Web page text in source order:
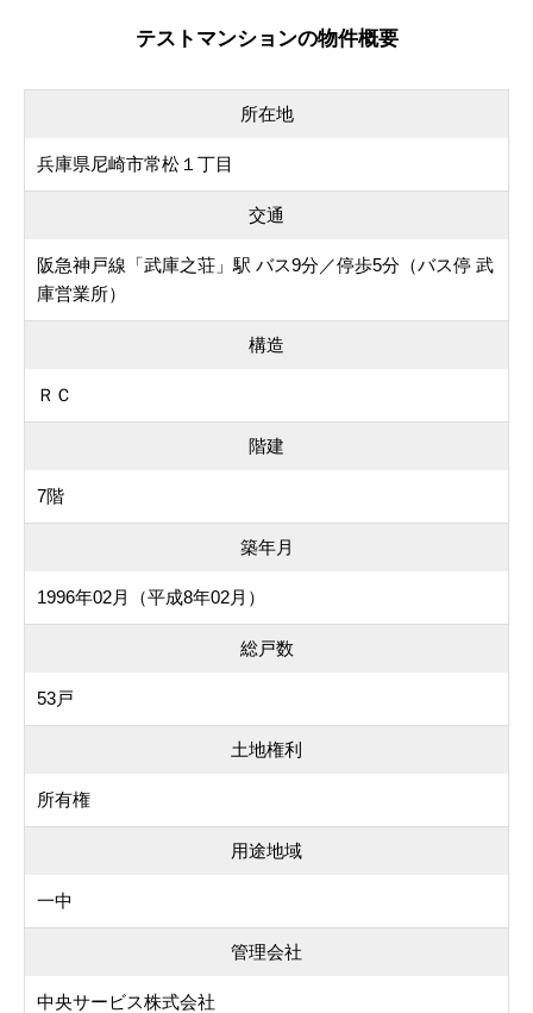
テストマンションの物件概要
所在地
兵庫県尼崎市常松１丁目
交通
阪急神戸線「武庫之荘」駅 バス9分／停歩5分（バス停 武
庫営業所）
構造
ＲＣ
階建
7階
築年月
1996年02月（平成8年02月）
総戸数
53戸
土地権利
所有権
用途地域
一中
管理会社
中央サービス株式会社